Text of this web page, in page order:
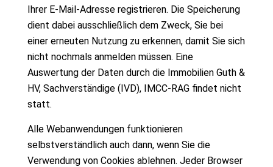
Ihrer E-Mail-Adresse registrieren. Die Speicherung
dient dabei ausschließlich dem Zweck, Sie bei
einer erneuten Nutzung zu erkennen, damit Sie sich
nicht nochmals anmelden müssen. Eine
Auswertung der Daten durch die Immobilien Guth &
HV, Sachverständige (IVD), IMCC-RAG findet nicht
statt.
Alle Webanwendungen funktionieren
selbstverständlich auch dann, wenn Sie die
Verwendung von Cookies ablehnen. Jeder Browser